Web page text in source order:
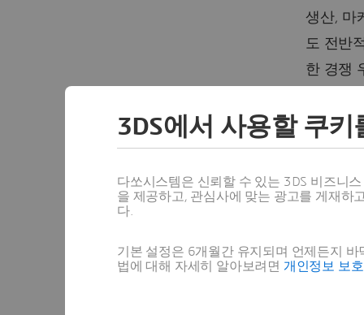
생산, 마
도 전반
한 경쟁
다쏘시
로즈 다
다. 바씨
3DS에서 사용할 쿠
다쏘시스템은 신뢰할 수 있는 3DS 비즈니
을 제공하고, 관심사에 맞는 광고를 게재하
다.
기본 설정은 6개월간 유지되며 언제든지
법에 대해 자세히 알아보려면 개인정보 보